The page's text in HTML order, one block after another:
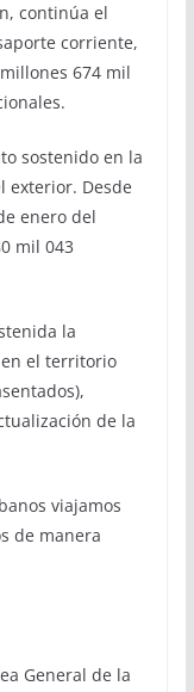
continúa el
corriente,
674 mil
sostenido en la
exterior. Desde
enero del
mil 043
la
el territorio
de la
viajamos
de manera
General de la